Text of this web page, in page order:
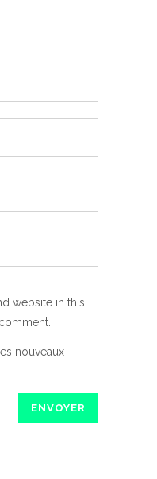
website in this
nouveaux